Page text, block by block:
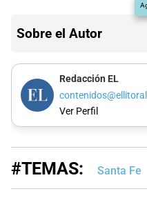
Sobre el Autor
Redacción EL
Ver Perfil
#TEMAS: Santa Fe